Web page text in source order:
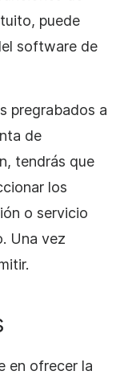
puede
software de
pregrabados a
de
tendrás que
los
o servicio
Una vez
en ofrecer la